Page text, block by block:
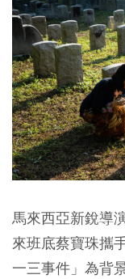
馬來西亞新銳導
來班底蔡寶珠攜
一三事件」為背